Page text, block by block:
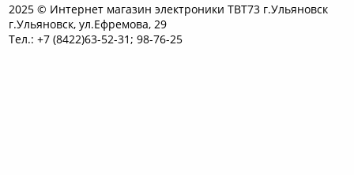
2025 © Интернет магазин электроники ТВТ73 г.Ульяновск
г.Ульяновск, ул.Ефремова, 29
Тел.: +7 (8422)63-52-31; 98-76-25